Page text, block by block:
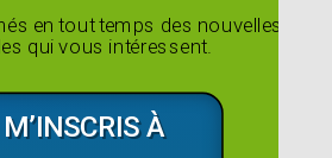
en tout temps des nouvelles
qui vous intéressent.
À